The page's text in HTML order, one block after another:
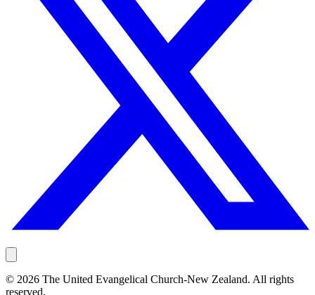
© 2026 The United Evangelical Church-New Zealand. All rights
reserved.